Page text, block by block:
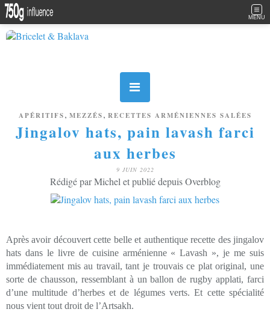
MENU
APÉRITIFS, MEZZÉS, RECETTES ARMÉNIENNES SALÉES
Jingalov hats, pain lavash farci
aux herbes
9 JUIN 2022
Rédigé par Michel et publié depuis Overblog
Après avoir découvert cette belle et authentique recette des jingalov
hats dans le livre de cuisine arménienne « Lavash », je me suis
immédiatement mis au travail, tant je trouvais ce plat original, une
sorte de chausson, ressemblant à un ballon de rugby applati, farci
d’une multitude d’herbes et de légumes verts. Et cette spécialité
nous vient tout droit de l’Artsakh.